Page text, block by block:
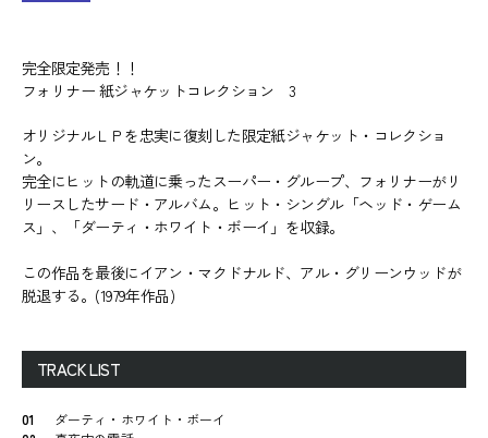
完全限定発売！！
フォリナー 紙ジャケットコレクション 3
オリジナルＬＰを忠実に復刻した限定紙ジャケット・コレクショ
ン。
完全にヒットの軌道に乗ったスーパー・グループ、フォリナーがリ
リースしたサード・アルバム。ヒット・シングル「ヘッド・ゲーム
ス」、「ダーティ・ホワイト・ボーイ」を収録。
この作品を最後にイアン・マクドナルド、アル・グリーンウッドが
脱退する。(1979年作品)
TRACK LIST
01
ダーティ・ホワイト・ボーイ